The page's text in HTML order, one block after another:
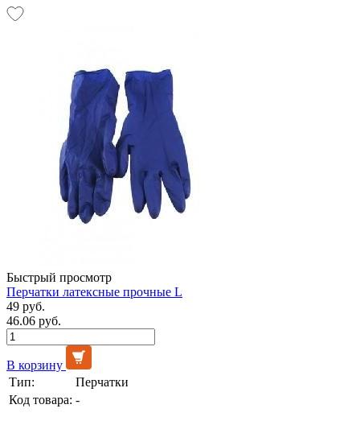
Быстрый просмотр
Перчатки латексные прочные L
49 руб.
46.06 руб.
В корзину
Тип:
Перчатки
Код товара: -